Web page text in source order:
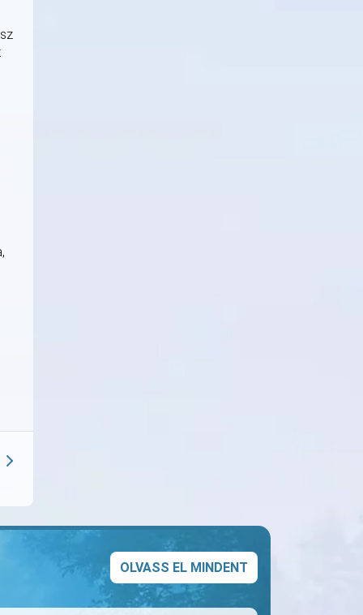
OLVASS EL MINDENT